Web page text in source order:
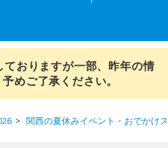
おりますが一部、昨年の情
めご了承ください。
関西の夏休みイベント・おでかけ